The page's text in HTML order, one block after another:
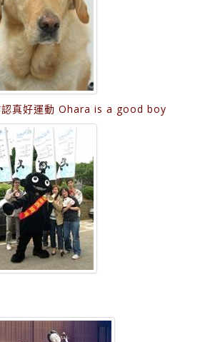
認真好運動 Ohara is a good boy